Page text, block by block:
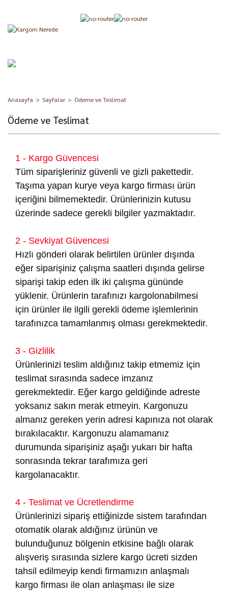
Anasayfa Sayfalar Ödeme ve Teslimat
Ödeme ve Teslimat
1 - Kargo Güvencesi
Tüm siparişleriniz güvenli ve gizli pakettedir.
Taşıma yapan kurye veya kargo firması ürün
içeriğini bilmemektedir. Ürünlerinizin kutusu
üzerinde sadece gerekli bilgiler yazmaktadır.
2 - Sevkiyat Güvencesi
Hızlı gönderi olarak belirtilen ürünler dışında
eğer siparişiniz çalışma saatleri dışında gelirse
siparişi takip eden ilk iki çalışma gününde
yüklenir. Ürünlerin tarafınızı kargolonabilmesi
için ürünler ile ilgili gerekli ödeme işlemlerinin
tarafınızca tamamlanmış olması gerekmektedir.
3 - Gizlilik
Ürünlerinizi teslim aldığınız takip etmemiz için
teslimat sırasında sadece imzanız
gerekmektedir. Eğer kargo geldiğinde adreste
yoksanız sakın merak etmeyin. Kargonuzu
almanız gereken yerin adresi kapınıza not olarak
bırakılacaktır. Kargonuzu alamamanız
durumunda siparişiniz aşağı yukarı bir hafta
sonrasında tekrar tarafımıza geri
kargolanacaktır.
4 - Teslimat ve Ücretlendirme
Ürünlerinizi sipariş ettiğinizde sistem tarafından
otomatik olarak aldığınız ürünün ve
bulunduğunuz bölgenin etkisine bağlı olarak
alışveriş sırasında sizlere kargo ücreti sizden
tahsil edilmeyip kendi firmamızın anlaşmalı
kargo firması ile olan anlaşması ile size